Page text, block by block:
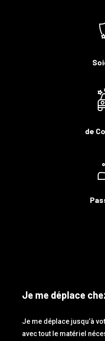
de
Je me déplace
Je me déplace jusqu’à
avec tout le matériel